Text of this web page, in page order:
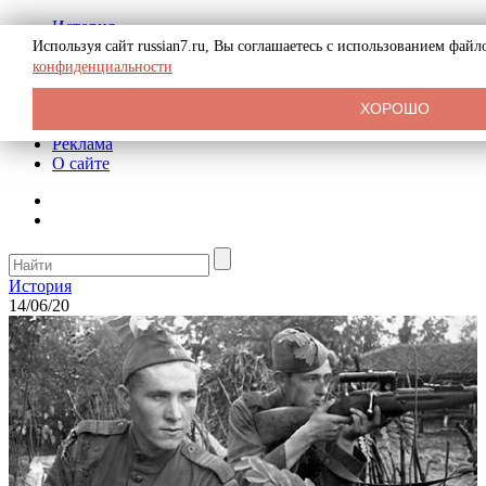
История
Биография
Криминал
СССР
Реклама
О сайте
История
14/06/20
Используя сайт russian7.ru, Вы соглашаетесь с использованием
конфиденциальности
ХОРОШО